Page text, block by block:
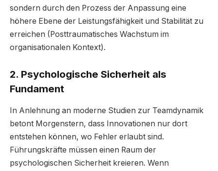
sondern durch den Prozess der Anpassung eine
höhere Ebene der Leistungsfähigkeit und Stabilität zu
erreichen (Posttraumatisches Wachstum im
organisationalen Kontext).
2. Psychologische Sicherheit als
Fundament
In Anlehnung an moderne Studien zur Teamdynamik
betont Morgenstern, dass Innovationen nur dort
entstehen können, wo Fehler erlaubt sind.
Führungskräfte müssen einen Raum der
psychologischen Sicherheit kreieren. Wenn